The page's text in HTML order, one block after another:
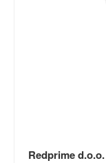
Redprime d.o.o.